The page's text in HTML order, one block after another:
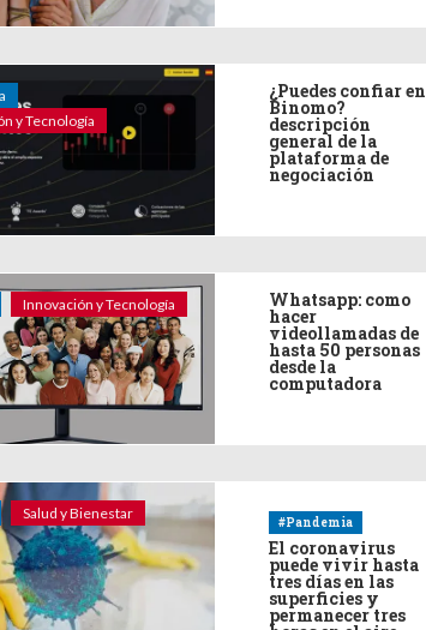
y Tecnología
¿Puedes confiar en
Binomo?
descripción
general de la
plataforma de
negociación
Innovación y Tecnología Whatsapp: como
hacer
videollamadas de
hasta 50 personas
desde la
computadora
Salud y Bienestar
#Pandemia
El coronavirus
puede vivir hasta
tres días en las
superficies y
permanecer tres